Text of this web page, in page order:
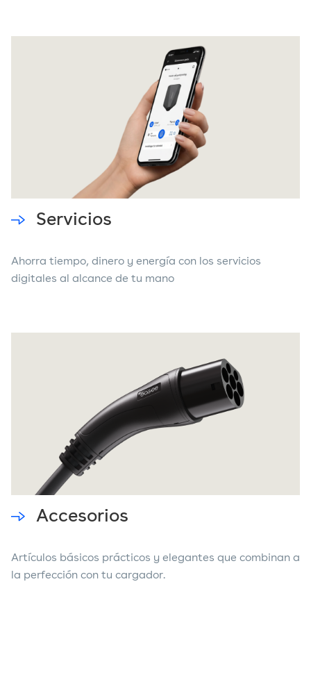
Servicios
Ahorra tiempo, dinero y energía con los servicios
digitales al alcance de tu mano
Accesorios
Artículos básicos prácticos y elegantes que combinan a
la perfección con tu cargador.